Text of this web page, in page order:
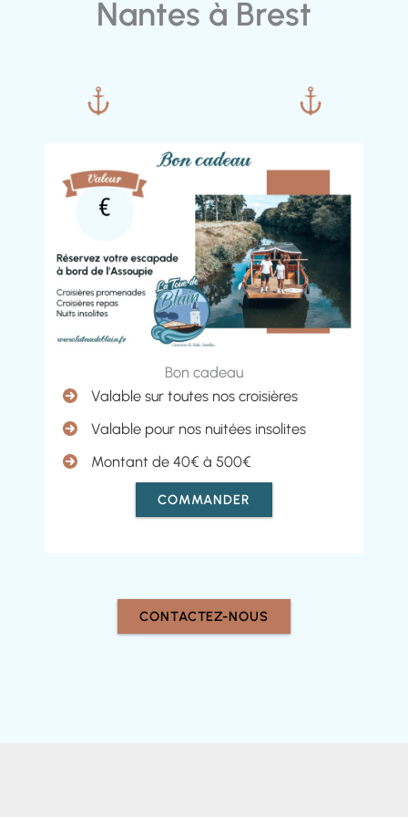
Nantes à Brest
Bon cadeau
Valable sur toutes nos croisières
Valable pour nos nuitées insolites
Montant de 40€ à 500€
COMMANDER
CONTACTEZ-NOUS